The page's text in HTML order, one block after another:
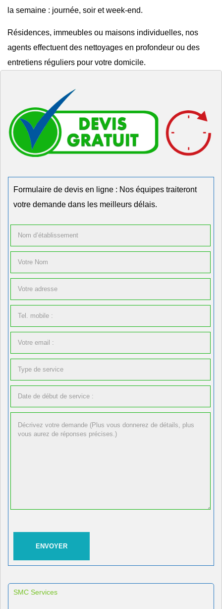
la semaine : journée, soir et week-end.
Résidences, immeubles ou maisons individuelles, nos
agents effectuent des nettoyages en profondeur ou des
entretiens réguliers pour votre domicile.
Formulaire de devis en ligne : Nos équipes traiteront
votre demande dans les meilleurs délais.
SMC Services